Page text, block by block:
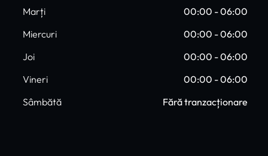
Marți
00:00 - 06:00
Miercuri
00:00 - 06:00
Joi
00:00 - 06:00
Vineri
00:00 - 06:00
Sâmbătă
Fără tranzacționare